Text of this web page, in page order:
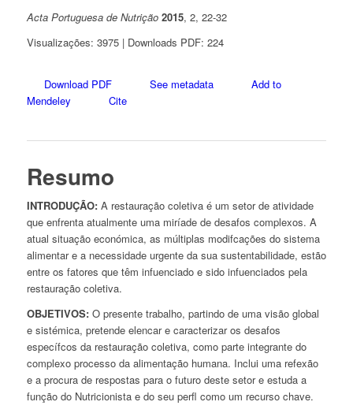
Acta Portuguesa de Nutrição 2015, 2, 22-32
Visualizações: 3975 | Downloads PDF: 224
Download PDF See metadata
Add to
Mendeley
Cite
Resumo
INTRODUÇÃO:A restauração coletiva é um setor de atividade
que enfrenta atualmente uma miríade de desafos complexos. A
atual situação económica, as múltiplas modifcações do sistema
alimentar e a necessidade urgente da sua sustentabilidade, estão
entre os fatores que têm infuenciado e sido infuenciados pela
restauração coletiva.
OBJETIVOS:O presente trabalho, partindo de uma visão global
e sistémica, pretende elencar e caracterizar os desafos
específcos da restauração coletiva, como parte integrante do
complexo processo da alimentação humana. Inclui uma refexão
e a procura de respostas para o futuro deste setor e estuda a
função do Nutricionista e do seu perfl como um recurso chave.